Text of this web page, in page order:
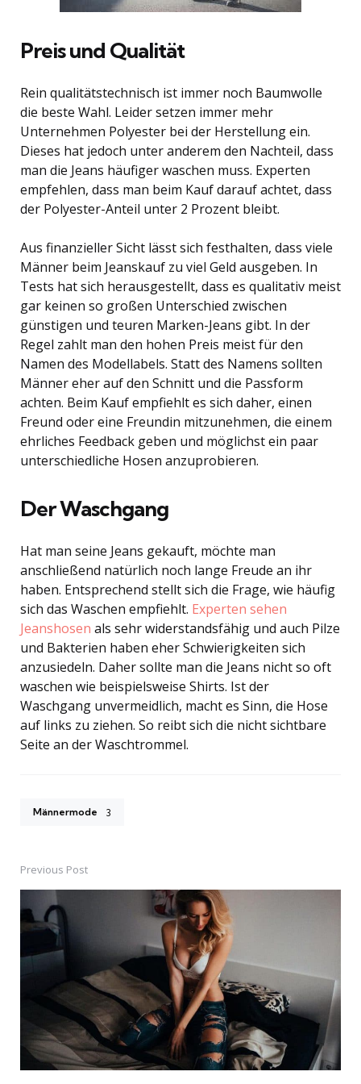
Preis und Qualität
Rein qualitätstechnisch ist immer noch Baumwolle
die beste Wahl. Leider setzen immer mehr
Unternehmen Polyester bei der Herstellung ein.
Dieses hat jedoch unter anderem den Nachteil, dass
man die Jeans häufiger waschen muss. Experten
empfehlen, dass man beim Kauf darauf achtet, dass
der Polyester-Anteil unter 2 Prozent bleibt.
Aus finanzieller Sicht lässt sich festhalten, dass viele
Männer beim Jeanskauf zu viel Geld ausgeben. In
Tests hat sich herausgestellt, dass es qualitativ meist
gar keinen so großen Unterschied zwischen
günstigen und teuren Marken-Jeans gibt. In der
Regel zahlt man den hohen Preis meist für den
Namen des Modellabels. Statt des Namens sollten
Männer eher auf den Schnitt und die Passform
achten. Beim Kauf empfiehlt es sich daher, einen
Freund oder eine Freundin mitzunehmen, die einem
ehrliches Feedback geben und möglichst ein paar
unterschiedliche Hosen anzuprobieren.
Der Waschgang
Hat man seine Jeans gekauft, möchte man
anschließend natürlich noch lange Freude an ihr
haben. Entsprechend stellt sich die Frage, wie häufig
sich das Waschen empfiehlt. Experten sehen
Jeanshosen als sehr widerstandsfähig und auch Pilze
und Bakterien haben eher Schwierigkeiten sich
anzusiedeln. Daher sollte man die Jeans nicht so oft
waschen wie beispielsweise Shirts. Ist der
Waschgang unvermeidlich, macht es Sinn, die Hose
auf links zu ziehen. So reibt sich die nicht sichtbare
Seite an der Waschtrommel.
Männermode 3
Post
navigation
Previous Post